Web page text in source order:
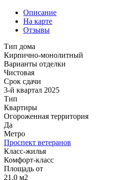
Описание
На карте
Отзывы
Тип дома
Кирпично-монолитный
Варианты отделки
Чистовая
Срок сдачи
3-й квартал 2025
Тип
Квартиры
Огороженная территория
Да
Метро
Проспект ветеранов
Класс-жилья
Комфорт-класс
Площадь от
21.0 м2